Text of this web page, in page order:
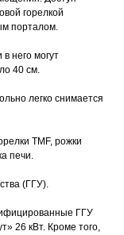
горелкой
порталом.
него могут
40 см.
легко снимается
TMF, рожки
печи.
(ГГУ).
ГГУ
26 кВт. Кроме того,